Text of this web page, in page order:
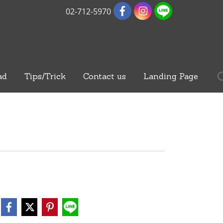
02-712-5970
Tips/Trick Contact us Landing Page